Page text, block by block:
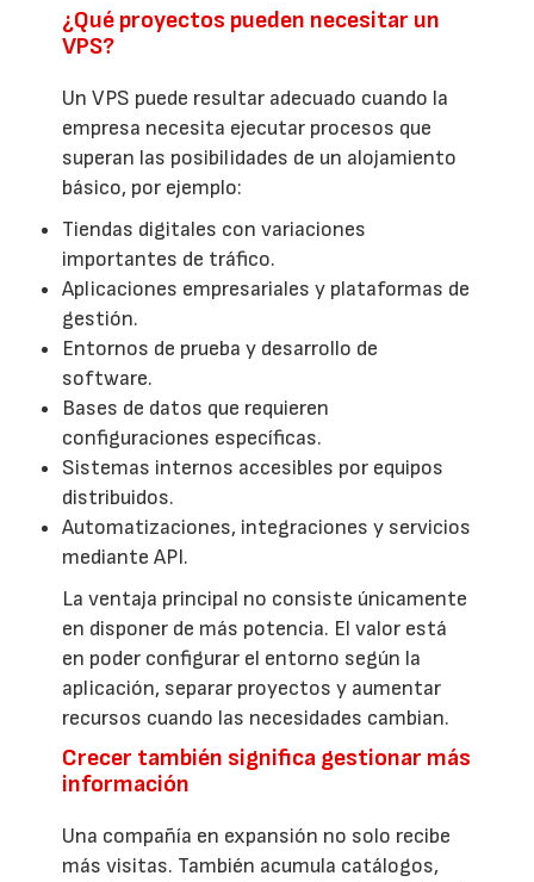
¿Qué proyectos pueden necesitar un
VPS?
Un VPS puede resultar adecuado cuando la
empresa necesita ejecutar procesos que
superan las posibilidades de un alojamiento
básico, por ejemplo:
Tiendas digitales con variaciones
importantes de tráfico.
Aplicaciones empresariales y plataformas de
gestión.
Entornos de prueba y desarrollo de
software.
Bases de datos que requieren
configuraciones específicas.
Sistemas internos accesibles por equipos
distribuidos.
Automatizaciones, integraciones y servicios
mediante API.
La ventaja principal no consiste únicamente
en disponer de más potencia. El valor está
en poder configurar el entorno según la
aplicación, separar proyectos y aumentar
recursos cuando las necesidades cambian.
Crecer también significa gestionar más
información
Una compañía en expansión no solo recibe
más visitas. También acumula catálogos,